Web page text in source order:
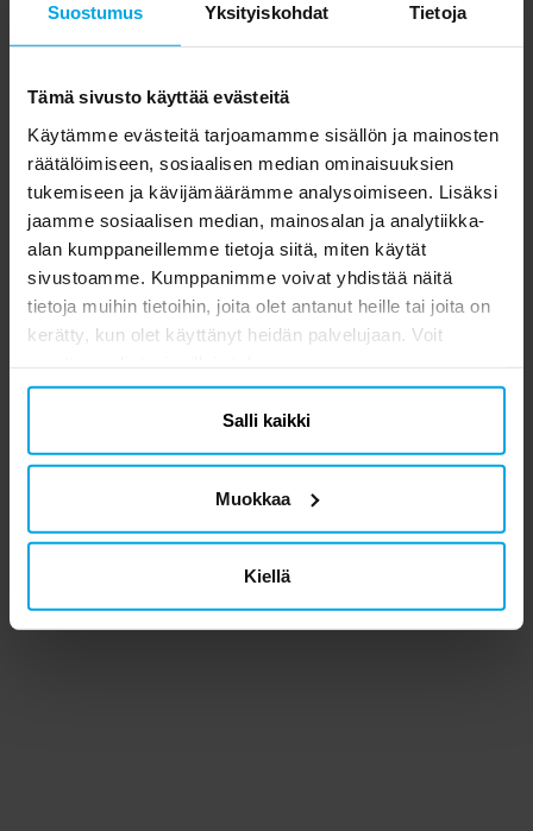
Suostumus Yksityiskohdat Tietoja
Tämä sivusto käyttää evästeitä
Käytämme evästeitä tarjoamamme sisällön ja mainosten
räätälöimiseen, sosiaalisen median ominaisuuksien
tukemiseen ja kävijämäärämme analysoimiseen. Lisäksi
jaamme sosiaalisen median, mainosalan ja analytiikka-
alan kumppaneillemme tietoja siitä, miten käytät
sivustoamme. Kumppanimme voivat yhdistää näitä
tietoja muihin tietoihin, joita olet antanut heille tai joita on
kerätty, kun olet käyttänyt heidän palvelujaan. Voit
Salli kaikki
Muokkaa
Kiellä